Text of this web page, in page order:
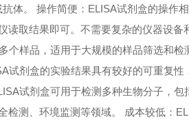
体。 操作简便：ELISA试剂盒的操作
取结果即可。不需要复杂的仪器设备
样品，适用于大规模的样品筛选和检
剂盒的实验结果具有较好的可重复性
试剂盒可用于检测多种生物分子，
测、环境监测等领域。 成本较低：